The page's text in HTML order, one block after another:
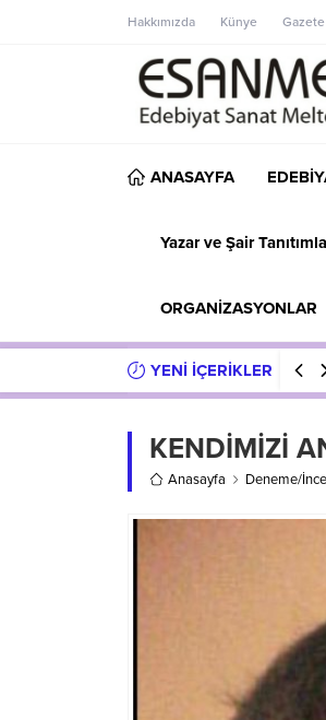
Hakkımızda Künye
ANASAYFA
Yazar ve Şair
ORGANİZASYONLAR
YENİ İÇERİKLER
KENDİMİZİ
Anasayfa Deneme/